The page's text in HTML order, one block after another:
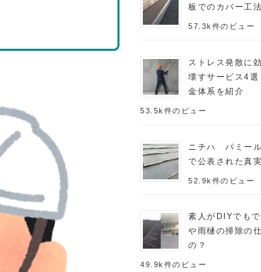
板でのカバー工
57.3k件のビュー
ストレス発散に
壊すサービス4選
金体系を紹介
53.5k件のビュー
ニチハ パミー
で公表された真実
52.9k件のビュー
素人がDIYでも
や雨樋の掃除の
の？
49.9k件のビュー